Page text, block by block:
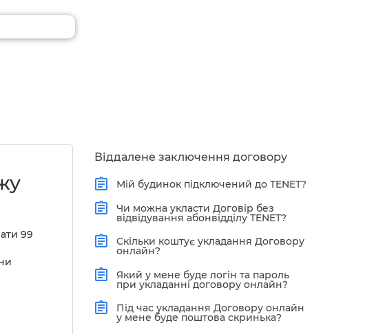
99
Віддалене заключення договору
Мій будинок підключений до TENET?
Чи можна укласти Договір без
відвідування абонвідділу TENET?
Скільки коштує укладання Договору
онлайн?
Який у мене буде логін та пароль
при укладанні договору онлайн?
Під час укладання Договору онлайн
у мене буде поштова скринька?